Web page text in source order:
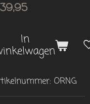
In
ORNG